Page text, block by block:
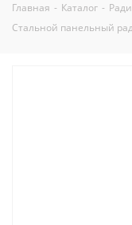
Главная - Каталог -
Стальной панельный